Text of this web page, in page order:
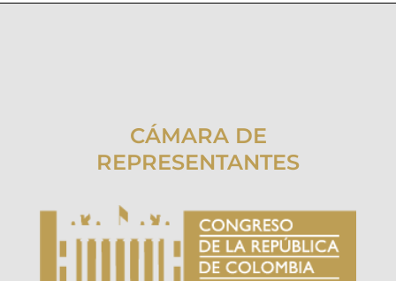
CÁMARA DE
REPRESENTANTES